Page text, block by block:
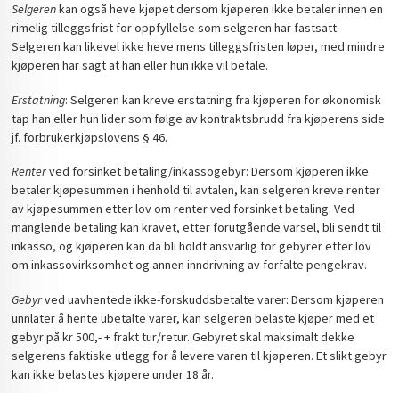
Selgerenkan også heve kjøpet dersom kjøperen ikke betaler innen en
rimelig tilleggsfrist for oppfyllelse som selgeren har fastsatt.
Selgeren kan likevel ikke heve mens tilleggsfristen løper, med mindre
kjøperen har sagt at han eller hun ikke vil betale.
Erstatning: Selgeren kan kreve erstatning fra kjøperen for økonomisk
tap han eller hun lider som følge av kontraktsbrudd fra kjøperens side
jf. forbrukerkjøpslovens § 46.
Renterved forsinket betaling/inkassogebyr: Dersom kjøperen ikke
betaler kjøpesummen i henhold til avtalen, kan selgeren kreve renter
av kjøpesummen etter lov om renter ved forsinket betaling. Ved
manglende betaling kan kravet, etter forutgående varsel, bli sendt til
inkasso, og kjøperen kan da bli holdt ansvarlig for gebyrer etter lov
om inkassovirksomhet og annen inndrivning av forfalte pengekrav.
Gebyrved uavhentede ikke-forskuddsbetalte varer: Dersom kjøperen
unnlater å hente ubetalte varer, kan selgeren belaste kjøper med et
gebyr på kr 500,- + frakt tur/retur. Gebyret skal maksimalt dekke
selgerens faktiske utlegg for å levere varen til kjøperen. Et slikt gebyr
kan ikke belastes kjøpere under 18 år.